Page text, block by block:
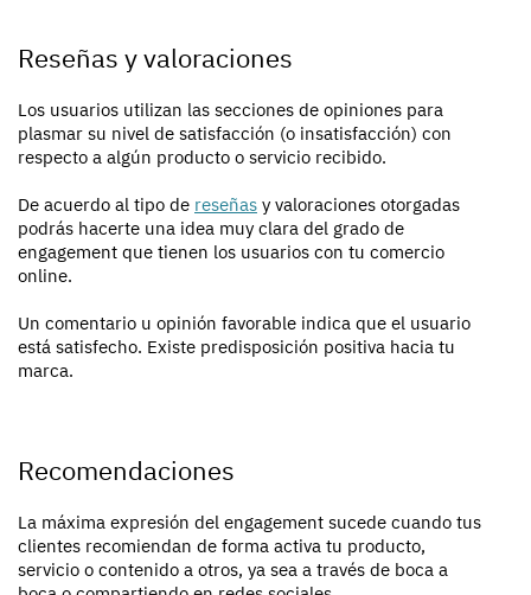
Reseñas y valoraciones
Los usuarios utilizan las secciones de opiniones para
plasmar su nivel de satisfacción (o insatisfacción) con
respecto a algún producto o servicio recibido.
De acuerdo al tipo de reseñas y valoraciones otorgadas
podrás hacerte una idea muy clara del grado de
engagement que tienen los usuarios con tu comercio
online.
Un comentario u opinión favorable indica que el usuario
está satisfecho. Existe predisposición positiva hacia tu
marca.
Recomendaciones
La máxima expresión del engagement sucede cuando tus
clientes recomiendan de forma activa tu producto,
servicio o contenido a otros, ya sea a través de boca a